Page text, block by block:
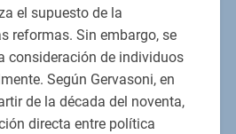
el supuesto de la
reformas. Sin embargo, se
consideración de individuos
Según Gervasoni, en
de la década del noventa,
directa entre política